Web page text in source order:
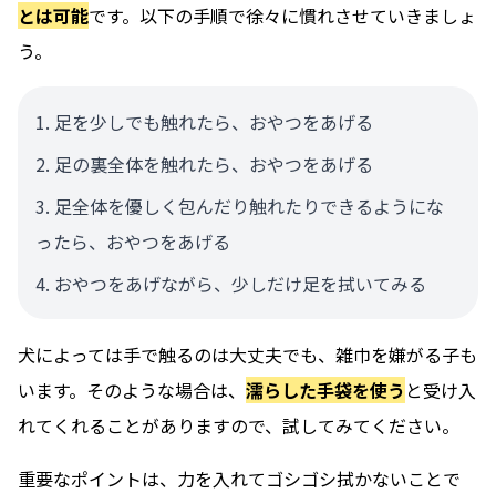
とは可能です。以下の手順で徐々に慣れさせていきましょ
う。
足を少しでも触れたら、おやつをあげる
足の裏全体を触れたら、おやつをあげる
足全体を優しく包んだり触れたりできるようにな
ったら、おやつをあげる
おやつをあげながら、少しだけ足を拭いてみる
犬によっては手で触るのは大丈夫でも、雑巾を嫌がる子も
います。そのような場合は、 濡らした手袋を使う と受け入
れてくれることがありますので、試してみてください。
重要なポイントは、力を入れてゴシゴシ拭かないことで